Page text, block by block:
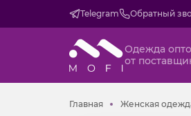
Telegram Обратный
Одежда
от
ГлавнаяГлавнаяЖенская